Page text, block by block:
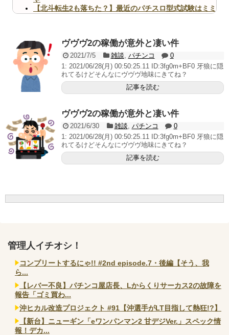
【北斗転生2も落ちた？】最近のパチスロ型式試験はミミ
AngelBeats!とかいうクソアニメの思い出ｗｗｗ
ヴヴヴ2の稼働が意外と凄い件
2021/7/5 雑談 パチンコ
0
1: 2021/06/28(月) 00:50:25.11 ID:3fg0m+BF0 牙狼に隠
れてるけどそんなにヴヴヴ地味にきてね？
記事を読む
ヴヴヴ2の稼働が意外と凄い件
2021/6/30 雑談 パチンコ
0
1: 2021/06/28(月) 00:50:25.11 ID:3fg0m+BF0 牙狼に隠
れてるけどそんなにヴヴヴ地味にきてね？
記事を読む
管理人イチオシ！
コンプリートするにゃ!! #2nd episode.7・後編【そう、我
ら...
【レバー不良】パチンコ屋店長、Lからくりサーカス2の故障を
報告「ゴミ買わ...
沖ヒカル改造プロジェクト #91【沖選手がLT目指して熱狂!?】
【新台】ニューギン「eワンパンマン2 甘デジVer.」スペック情
報！デカ...